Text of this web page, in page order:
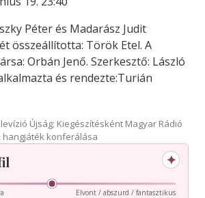
Péter és Madarász Judit
összeállította: Török Etel. A
Orbán Jenő. Szerkesztő: László
és rendezte:Turián
Újság; Kiegészítésként Magyar Rádió
hangjáték konferálása
✦
Elvont / abszurd / fantasztikus